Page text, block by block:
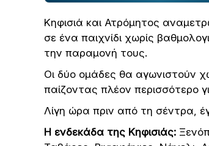
Κηφισιά και Ατρόμητος
σε ένα παιχνίδι χωρίς
την παραμονή τους.
Οι δύο ομάδες θα αγωνιστούν
παίζοντας πλέον περισσότερο
Λίγη ώρα πριν από τη σέντρα,
Η ενδεκάδα της Κηφισιάς: